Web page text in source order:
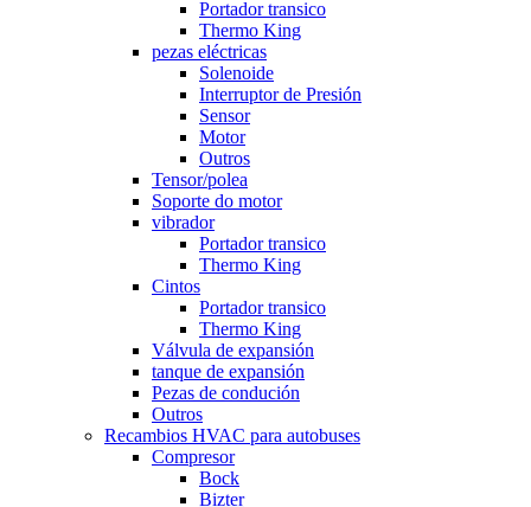
Portador transico
Thermo King
pezas eléctricas
Solenoide
Interruptor de Presión
Sensor
Motor
Outros
Tensor/polea
Soporte do motor
vibrador
Portador transico
Thermo King
Cintos
Portador transico
Thermo King
Válvula de expansión
tanque de expansión
Pezas de condución
Outros
Recambios HVAC para autobuses
Compresor
Bock
Bizter